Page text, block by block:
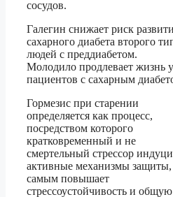
сосудов.
Галегин снижает риск
сахарного диабета второго
людей с преддиабетом.
Молодило продлевает жизнь у
пациентов с сахарным
Гормезис при старении
определяется как процесс,
посредством которого
кратковременный и не
смертельный стрессор
активные механизмы защиты,
самым повышает
стрессоустойчивость и общую